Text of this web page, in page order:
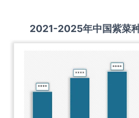
2021-2025年中国紫菜